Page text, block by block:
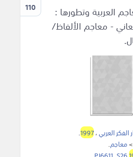
110
العربية وتطورها :
- معاجم الألفاظ/
الفكر العربي،1997
.
>معاجم.